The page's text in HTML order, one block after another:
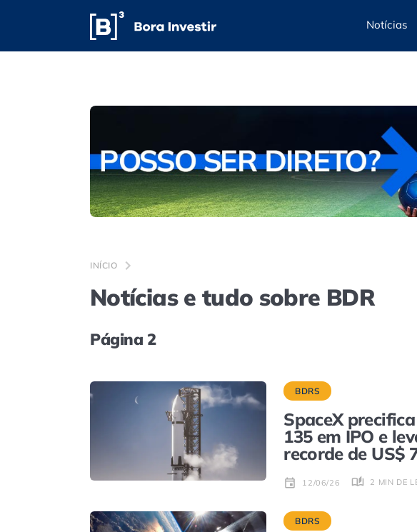
Notícias
INÍCIO
Notícias e tudo sobre BDR
Página 2
BDRS
SpaceX
135 em IPO e
recorde de US$
12/06/26 2 MIN DE
BDRS